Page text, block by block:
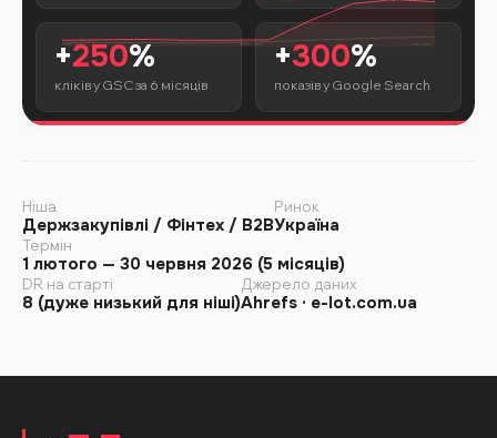
Жовт 2025
+250%
кліків у GSC за 6 місяців
+300%
показів у Google Search
Ніша
Держзакупівлі / Фінтех / B2B
Ринок
Україна
Термін
1 лютого — 30 червня 2026 (5 місяців)
DR на старті
8 (дуже низький для ніші)
Джерело даних
Ahrefs · e-lot.com.ua